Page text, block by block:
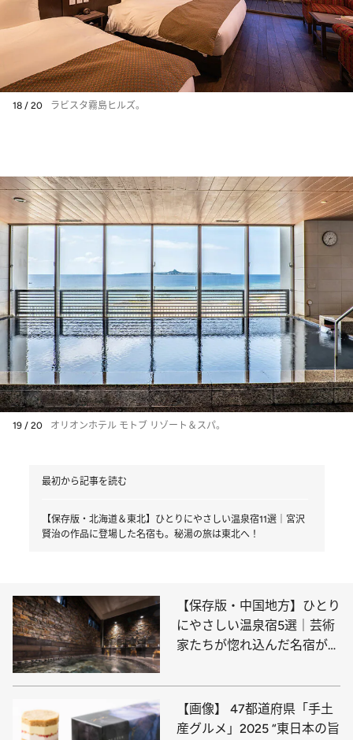
18 / 20 ラビスタ霧島ヒルズ。
19 / 20 オリオンホテル モトブ リゾート＆スパ。
最初から記事を読む
【保存版・北海道＆東北】ひとりにやさしい温泉宿11選｜宮沢
賢治の作品に登場した名宿も。秘湯の旅は東北へ！
【保存版・中国地方】ひとり
にやさしい温泉宿5選｜芸術
家たちが惚れ込んだ名宿が岡
【画像】 47都道府県「手土
産グルメ」2025 “東日本の旨